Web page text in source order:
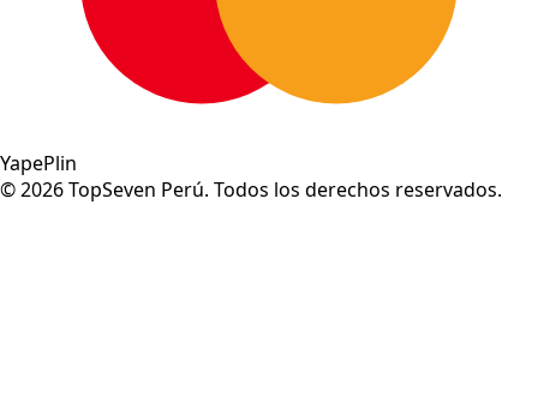
YapePlin
©2026TopSeven Perú. Todos los derechos reservados.